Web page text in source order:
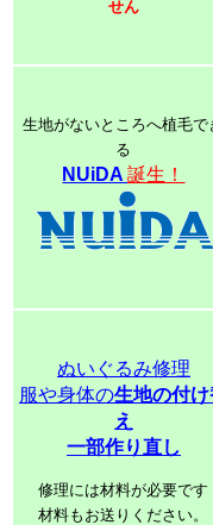
せん
生地がないところへ植毛で
る
NUiDA誕生！
ぬいぐるみ修理
服や身体の生地の付け
え
一部作り直し
修理には材料が必要です
材料もお送りください。